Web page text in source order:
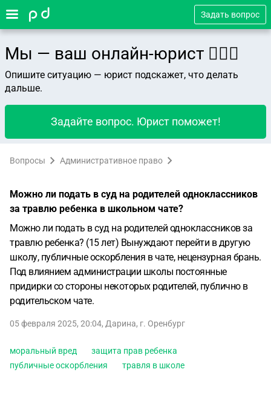
Задать вопрос
Мы — ваш онлайн-юрист 👨🏻‍⚖️
Опишите ситуацию — юрист подскажет, что делать
дальше.
Задайте вопрос. Юрист поможет!
Вопросы Административное право
Можно ли подать в суд на родителей одноклассников
за травлю ребенка в школьном чате?
Можно ли подать в суд на родителей одноклассников за
травлю ребенка? (15 лет) Вынуждают перейти в другую
школу, публичные оскорбления в чате, нецензурная брань.
Под влиянием администрации школы постоянные
придирки со стороны некоторых родителей, публично в
родительском чате.
05 февраля 2025, 20:04, Дарина, г. Оренбург
моральный вред
защита прав ребенка
публичные оскорбления
травля в школе